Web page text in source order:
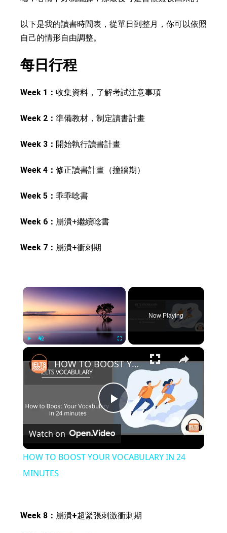
以下是我的讀書時間表，從單日到整月，你可以依照
自己的情形自由調整。
每日行程
Week 1： 收集資料，了解考試注意事項
Week 2： 準備教材，制定讀書計畫
Week 3： 開始執行讀書計畫
Week 4： 修正讀書計畫（撞牆期）
Week 5： 乖乖唸書
Week 6： 崩潰+繼續唸書
Week 7： 崩潰+衝刺期
×
Now Playing
×
P
HOW TO BOOST YOUR VOCABULARY IN 24 MINUTES
Watch on
HOW TO BOOST YOUR VOCABULARY IN 24
MINUTES
Week 8： 崩潰+超緊張刺激衝刺期